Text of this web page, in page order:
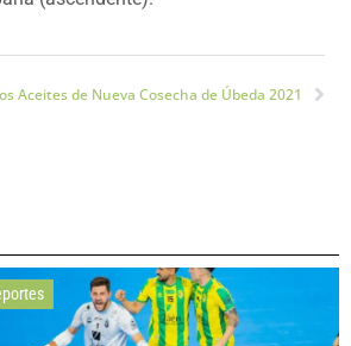
Aceites de Nueva Cosecha de Úbeda 2021